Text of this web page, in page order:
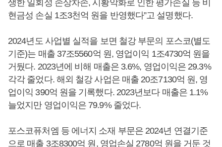
생한 일회성 손상차손, 시황악화로 인한 평가손실 등 비
현금성 손실 1조3천억 원을 반영했다”고 설명했다.
2024년도 사업별 실적을 보면 철강 부문의 포스코(별도
기준)는 매출 37조5560억 원, 영업이익 1조4730억 원을
거뒀다. 2023년에 비해 매출은 3.6%, 영업이익은 29.3%
각각 줄었다. 해외 철강 사업은 매출 20조7130억 원, 영
업이익 390억 원을 기록했다. 2023년보다 매출은 1.1%
늘었지만 영업이익은 79.9% 줄었다.
포스코퓨처엠 등 에너지 소재 부문은 2024년 연결기준
으로 매출 3조8300억 원, 영업손실 2780억 원을 거둔 것